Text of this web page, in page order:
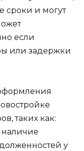
сроки и могут
если
или задержки
таких как:
наличие
у